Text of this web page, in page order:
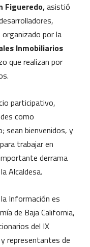
Figueredo,asistió
por la
Inmobiliarios
que realizan por
participativo,
como
sean bienvenidos, y
trabajar en
derrama
Alcaldesa.
Información es
de Baja California,
del IX
representantes de